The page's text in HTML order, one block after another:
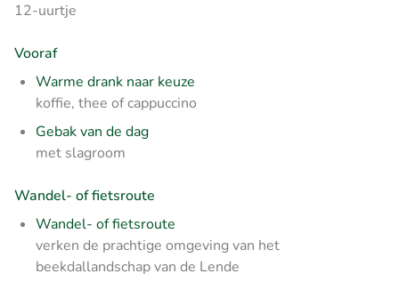
12-uurtje
Vooraf
Warme drank naar keuze
koffie, thee of cappuccino
Gebak van de dag
met slagroom
Wandel- of fietsroute
Wandel- of fietsroute
verken de prachtige omgeving van het
beekdallandschap van de Lende